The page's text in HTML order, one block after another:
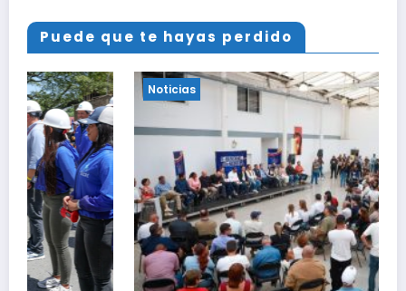
Puede que te hayas perdido
Noticias